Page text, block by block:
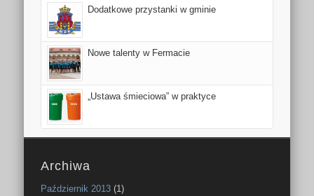
Dodatkowe przystanki w gminie
Nowe talenty w Fermacie
„Ustawa śmieciowa” w praktyce
Archiwa
Październik 2013 (1)